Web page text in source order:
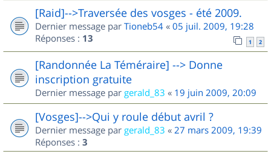
[Raid]-->Traversée des vosges - été 2009.
Dernier message par Tioneb54 « 05 juil. 2009, 19:28
Réponses : 13 1 2
[Randonnée La Téméraire] --> Donne
inscription gratuite
Dernier message par gerald_83 « 19 juin 2009, 20:09
[Vosges]-->Qui y roule début avril ?
Dernier message par gerald_83 « 27 mars 2009, 19:39
Réponses : 3